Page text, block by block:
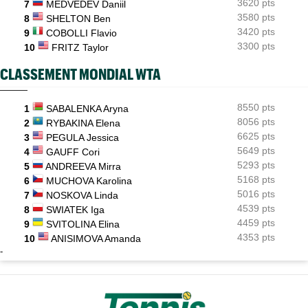
7
MEDVEDEV Daniil
3620 pts
8
SHELTON Ben
3580 pts
9
COBOLLI Flavio
3420 pts
10
FRITZ Taylor 3300 pts
CLASSEMENT MONDIAL WTA
1 SABALENKA Aryna
8550 pts
2
RYBAKINA Elena
8056 pts
3
PEGULA Jessica
6625 pts
4
GAUFF Cori
5649 pts
5
ANDREEVA Mirra
5293 pts
6
MUCHOVA Karolina
5168 pts
7
NOSKOVA Linda
5016 pts
8
SWIATEK Iga
4539 pts
9
SVITOLINA Elina
4459 pts
10
ANISIMOVA Amanda 4353 pts
-